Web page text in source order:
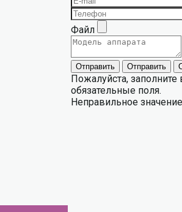
Файл
Пожалуйста, заполните
обязательные поля.
Неправильное значение